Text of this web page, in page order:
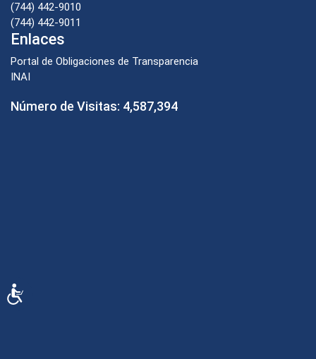
(744) 442-9010
(744) 442-9011
Enlaces
Portal de Obligaciones de Transparencia
INAI
Número de Visitas: 4,587,394